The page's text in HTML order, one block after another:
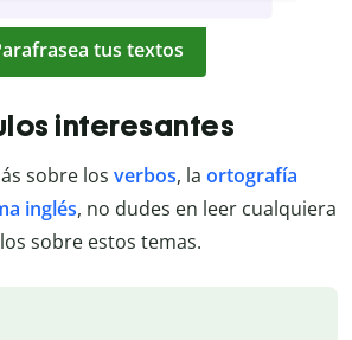
tus textos
interesantes
sobre los verbos, la ortografía
inglés, no dudes en leer cualquiera
sobre estos temas.